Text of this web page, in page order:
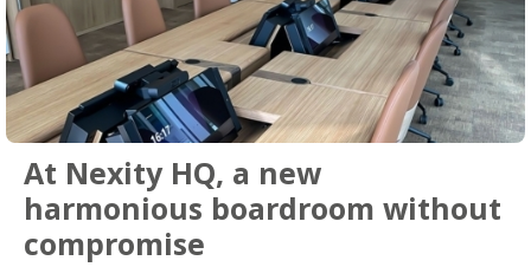
At Nexity HQ, a new
harmonious boardroom without
compromise